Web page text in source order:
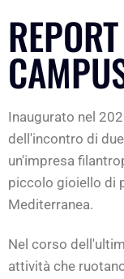
Inaugurato nel
dell'incontro di
un'impresa
piccolo gioiello di
Mediterranea.
Nel corso
attività che